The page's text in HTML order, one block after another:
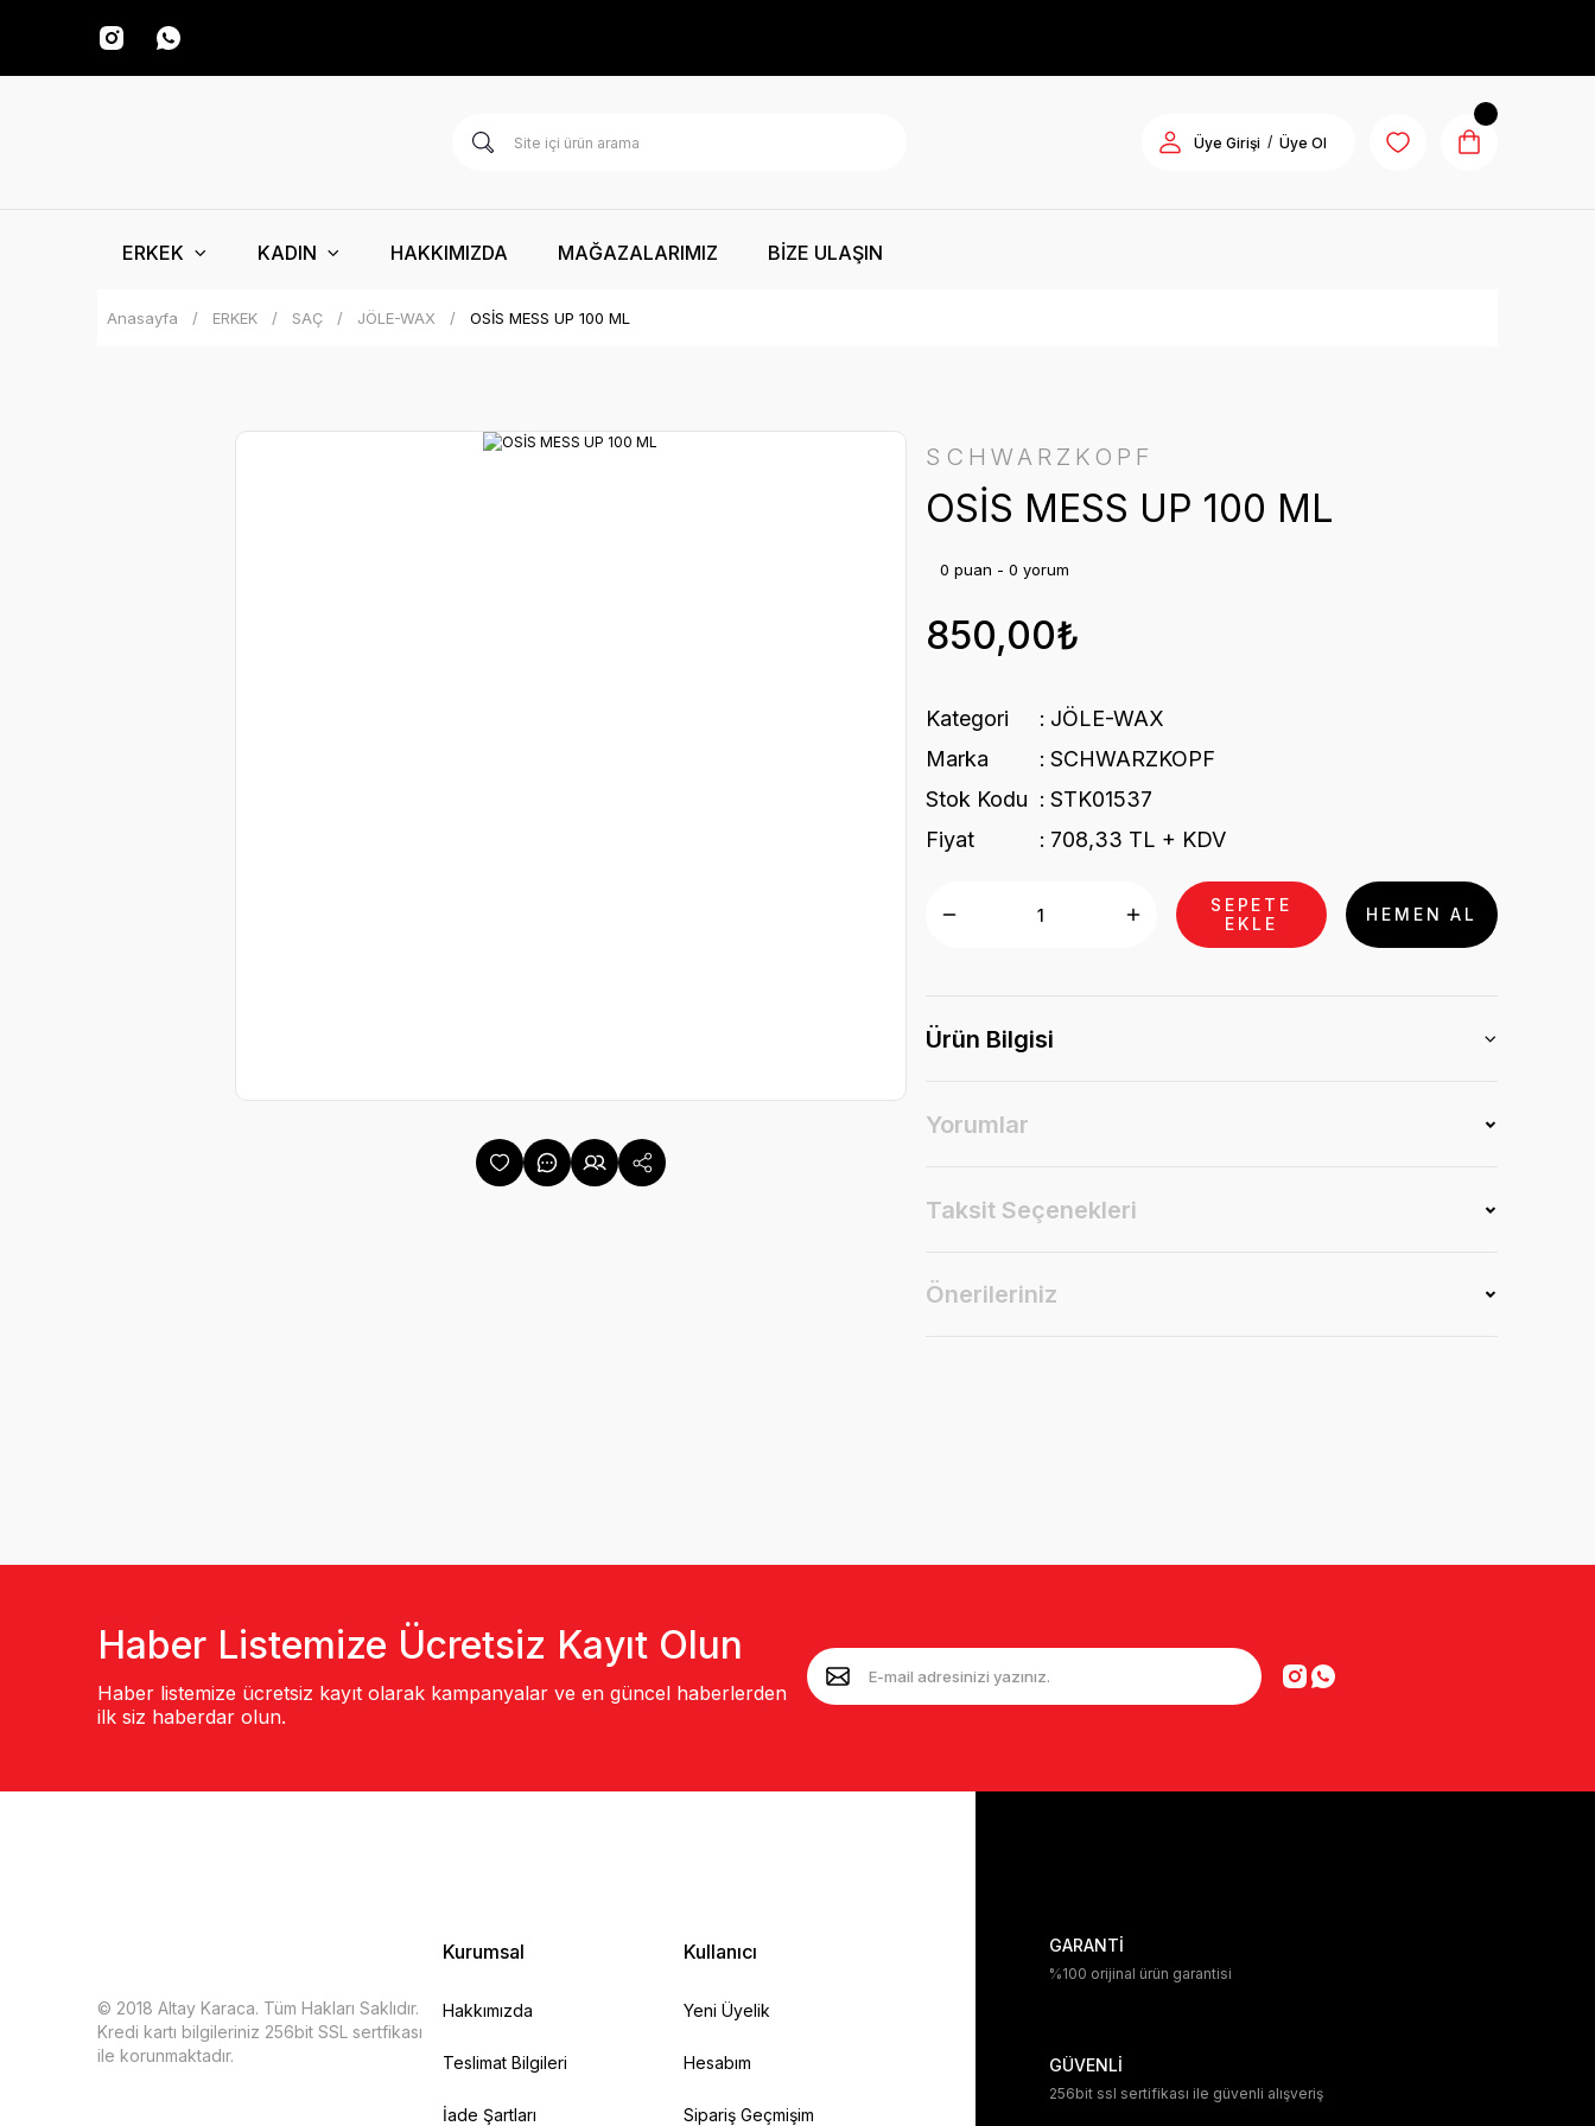
Üye Girişi / Üye Ol
ERKEK KADIN HAKKIMIZDA MAĞAZALARIMIZ BİZE ULAŞIN
Anasayfa ERKEK SAÇ JÖLE-WAX OSİS MESS UP 100 ML
SCHWARZKOPF
OSİS MESS UP 100 ML
0 puan - 0 yorum
850,00₺
Kategori
JÖLE-WAX
Marka
SCHWARZKOPF
Stok Kodu
STK01537
Fiyat
708,33 TL + KDV
SEPETE
EKLE
HEMEN AL
Ürün Bilgisi
Yorumlar
Taksit Seçenekleri
Önerileriniz
Haber Listemize Ücretsiz Kayıt Olun
Haber listemize ücretsiz kayıt olarak kampanyalar ve en güncel haberlerden
ilk siz haberdar olun.
© 2018 Altay Karaca. Tüm Hakları Saklıdır.
Kredi kartı bilgileriniz 256bit SSL sertfikası
ile korunmaktadır.
Kurumsal
Hakkımızda
Teslimat Bilgileri
İade Şartları
Kullanıcı
Yeni Üyelik
Hesabım
Sipariş Geçmişim
GARANTİ
%100 orijinal ürün garantisi
GÜVENLİ
256bit ssl sertifikası ile güvenli alışveriş